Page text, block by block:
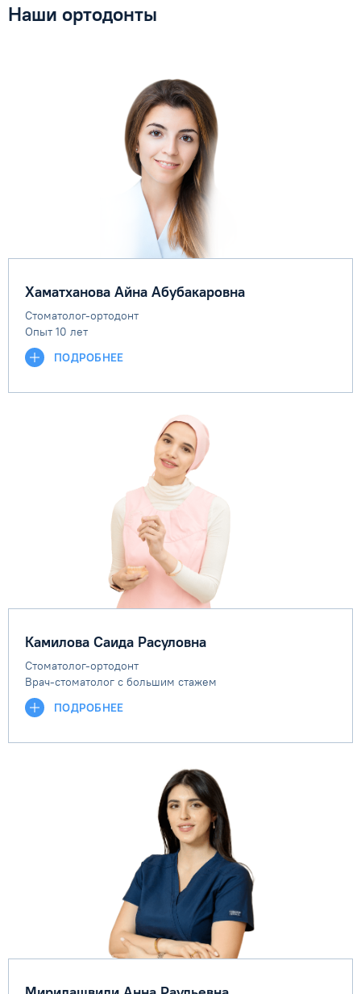
Наши ортодонты
Хаматханова Айна Абубакаровна
Стоматолог-ортодонт
Опыт 10 лет
ПОДРОБНЕЕ
Камилова Саида Расуловна
Стоматолог-ортодонт
Врач-стоматолог с большим стажем
ПОДРОБНЕЕ